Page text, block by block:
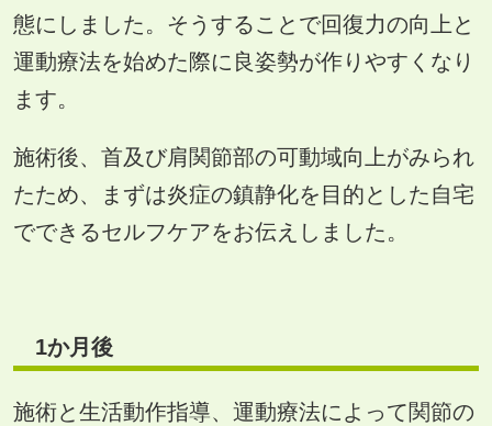
態にしました。そうすることで回復力の向上と
運動療法を始めた際に良姿勢が作りやすくなり
ます。
施術後、首及び肩関節部の可動域向上がみられ
たため、まずは炎症の鎮静化を目的とした自宅
でできるセルフケアをお伝えしました。
1か月後
施術と生活動作指導、運動療法によって関節の